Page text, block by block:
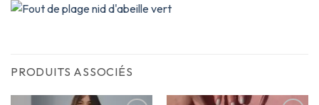
PRODUITS ASSOCIÉS